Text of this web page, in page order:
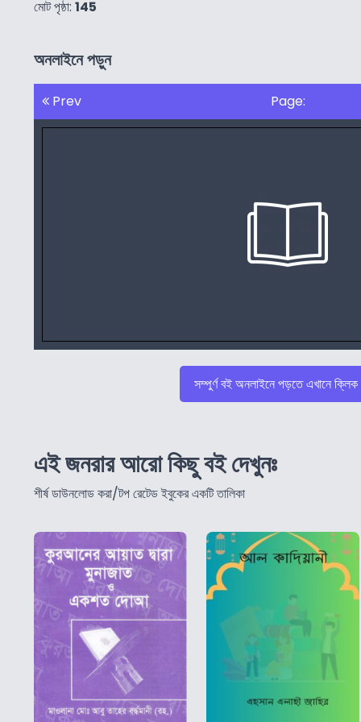
মোট পৃষ্ঠা: 145
অনলাইনে পড়ুন
Prev Page:
সম্পুর্ণ বই অনলাইনে পড়তে এখানে
এই জনরার আরো কিছু বই দেখুনঃ
শীর্ষ ডাউনলোড করা/টপ রেটেড ইবুকের একটি তালিকা